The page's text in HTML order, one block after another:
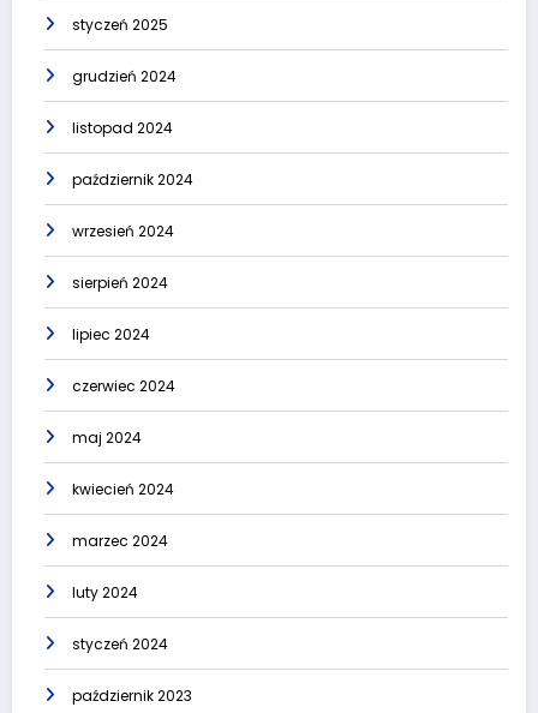
styczeń 2025
grudzień 2024
listopad 2024
październik 2024
wrzesień 2024
sierpień 2024
lipiec 2024
czerwiec 2024
maj 2024
kwiecień 2024
marzec 2024
luty 2024
styczeń 2024
październik 2023